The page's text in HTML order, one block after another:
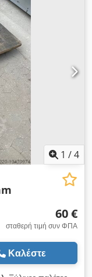
1 /4
60 €
σταθερή τιμή συν ΦΠΑ
Καλέστε